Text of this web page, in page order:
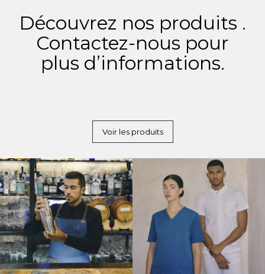
Découvrez nos produits .
Contactez-nous pour
plus d’informations.
Voir les produits